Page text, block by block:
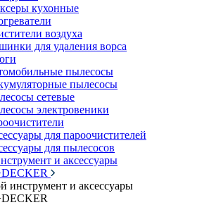
кухонные
воздуха
для удаления ворса
пылесосы
пылесосы
сетевые
электровеники
для пароочистителей
для пылесосов
и аксессуары
инструмент и аксессуары